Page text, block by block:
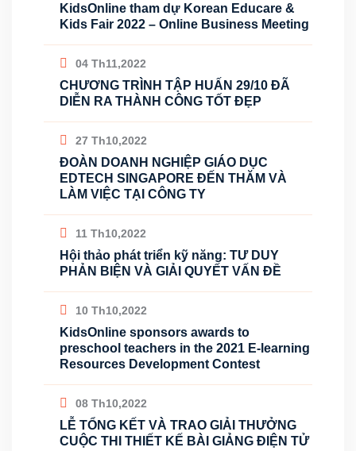
KidsOnline tham dự Korean Educare &
Kids Fair 2022 – Online Business Meeting
04 Th11,2022
CHƯƠNG TRÌNH TẬP HUẤN 29/10 ĐÃ
DIỄN RA THÀNH CÔNG TỐT ĐẸP
27 Th10,2022
ĐOÀN DOANH NGHIỆP GIÁO DỤC
EDTECH SINGAPORE ĐẾN THĂM VÀ
LÀM VIỆC TẠI CÔNG TY
11 Th10,2022
Hội thảo phát triển kỹ năng: TƯ DUY
PHẢN BIỆN VÀ GIẢI QUYẾT VẤN ĐỀ
10 Th10,2022
KidsOnline sponsors awards to
preschool teachers in the 2021 E-learning
Resources Development Contest
08 Th10,2022
LỄ TỔNG KẾT VÀ TRAO GIẢI THƯỞNG
CUỘC THI THIẾT KẾ BÀI GIẢNG ĐIỆN TỬ